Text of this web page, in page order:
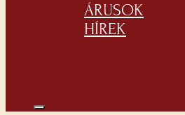
ÁRUSOK
HÍREK